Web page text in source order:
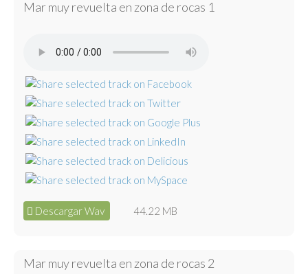
Mar muy revuelta en zona de rocas 1
Descargar Wav 44.22 MB
Mar muy revuelta en zona de rocas 2